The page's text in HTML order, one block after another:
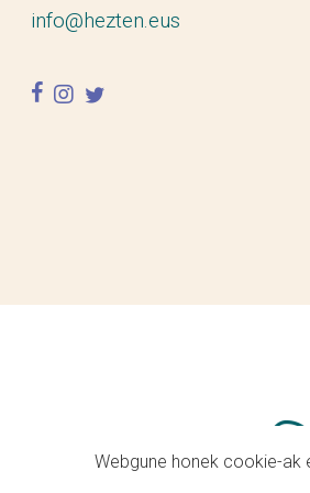
info@hezten.eus
facebook
instagram
twitter
Webgune honek cookie-ak